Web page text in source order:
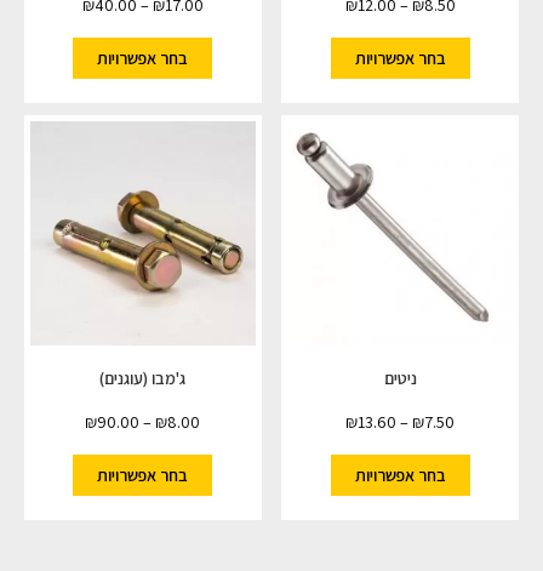
₪8.50
–
₪12.00
בחר אפשרויות
₪17.00
–
₪40.00
בחר אפשרויות
ניטים
₪7.50
–
₪13.60
בחר אפשרויות
ג'מבו (עוגנים)
₪8.00
–
₪90.00
בחר אפשרויות